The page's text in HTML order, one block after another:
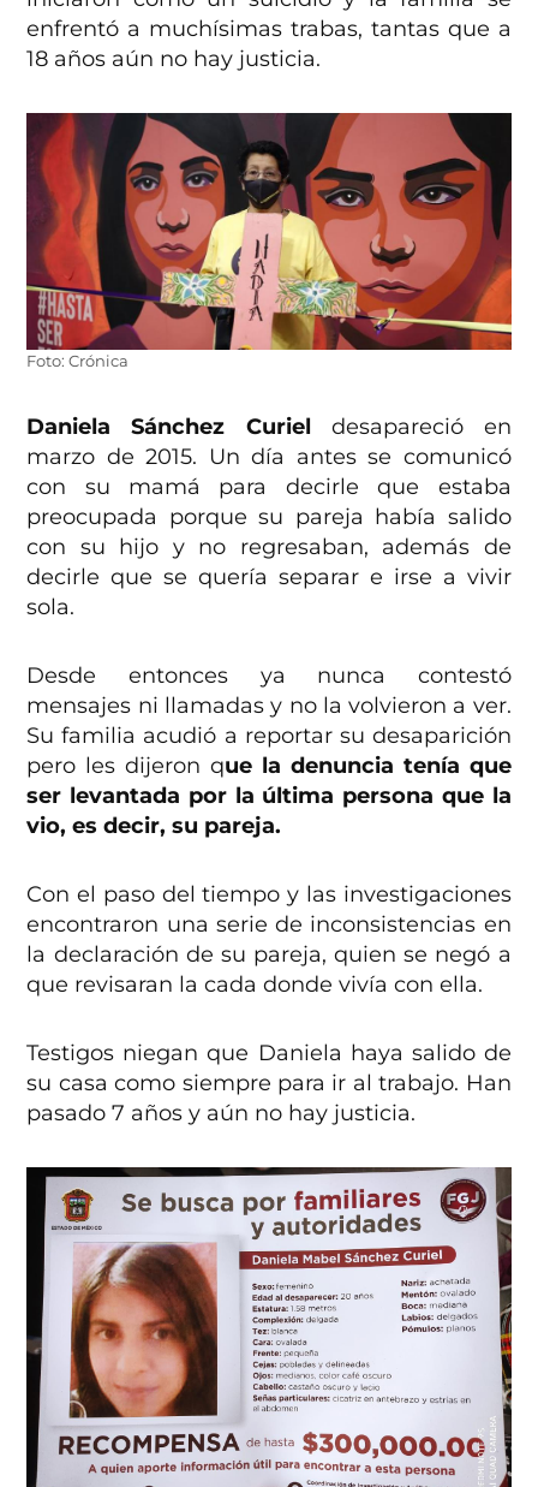
enfrentó a muchísimas trabas, tantas que a
18 años aún no hay justicia.
Foto: Crónica
Daniela Sánchez Curiel desapareció en
marzo de 2015. Un día antes se comunicó
con su mamá para decirle que estaba
preocupada porque su pareja había salido
con su hijo y no regresaban, además de
decirle que se quería separar e irse a vivir
sola.
Desde entonces ya nunca contestó
mensajes ni llamadas y no la volvieron a ver.
Su familia acudió a reportar su desaparición
pero les dijeron que la denuncia tenía que
ser levantada por la última persona que la
vio, es decir, su pareja.
Con el paso del tiempo y las investigaciones
encontraron una serie de inconsistencias en
la declaración de su pareja, quien se negó a
que revisaran la cada donde vivía con ella.
Testigos niegan que Daniela haya salido de
su casa como siempre para ir al trabajo. Han
pasado 7 años y aún no hay justicia.